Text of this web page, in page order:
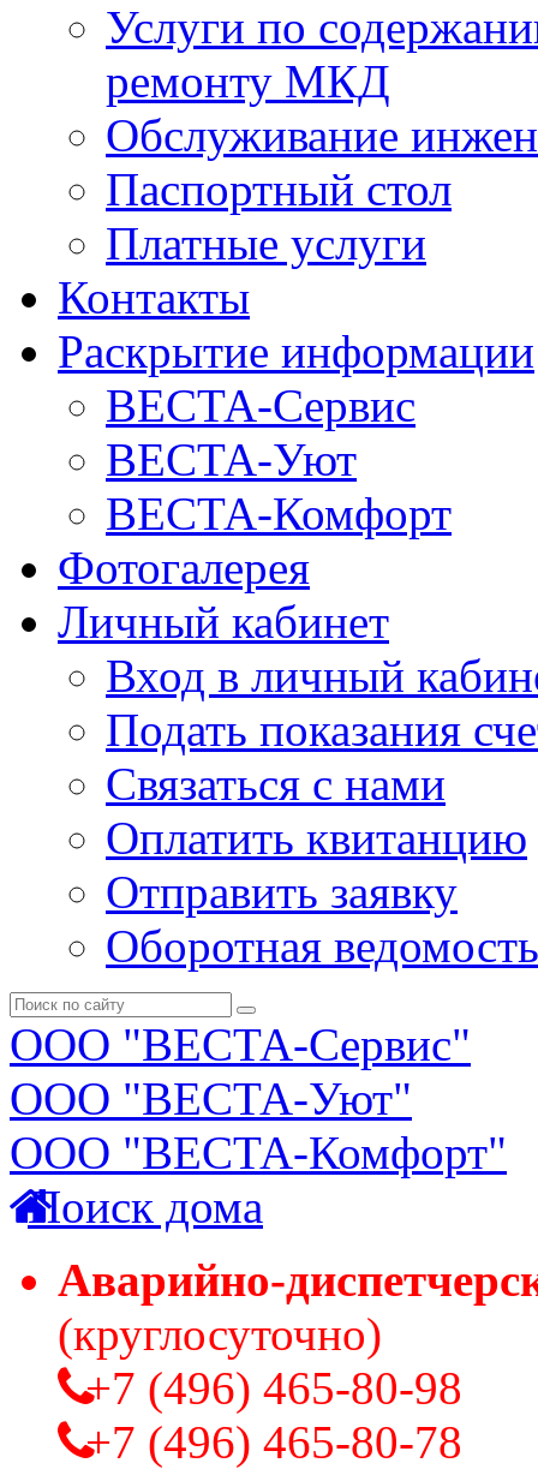
Услуги по
ремонту МКД
Обслуживание
Паспортный стол
Платные услуги
Контакты
Раскрытие информации
ВЕСТА-Сервис
ВЕСТА-Уют
ВЕСТА-Комфорт
Фотогалерея
Личный кабинет
Вход в личный
Подать показания
Связаться с нами
Оплатить квитанцию
Отправить заявку
Оборотная ведомость
ООО "ВЕСТА-Сервис"
ООО "ВЕСТА-Уют"
ООО "ВЕСТА-Комфорт"
Поиск дома
Аварийно-
(круглосуточно)
+7 (496) 465-80-98
+7 (496) 465-80-78